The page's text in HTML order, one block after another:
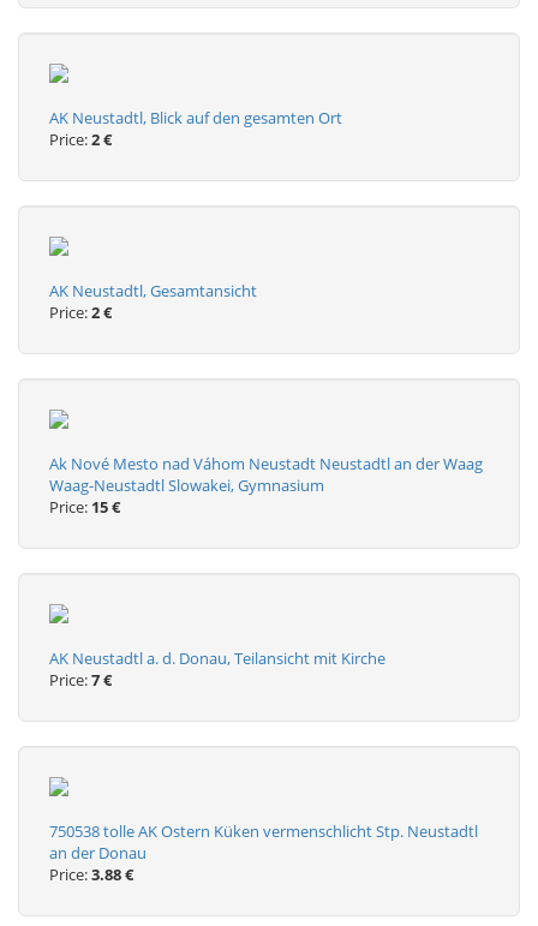
AK Neustadtl, Blick auf den gesamten Ort
Price:2 €
AK Neustadtl, Gesamtansicht
Price:2 €
Ak Nové Mesto nad Váhom Neustadt Neustadtl an der Waag
Waag-Neustadtl Slowakei, Gymnasium
Price: 15 €
AK Neustadtl a. d. Donau, Teilansicht mit Kirche
Price:7 €
750538 tolle AK Ostern Küken vermenschlicht Stp. Neustadtl
an der Donau
Price:3.88 €